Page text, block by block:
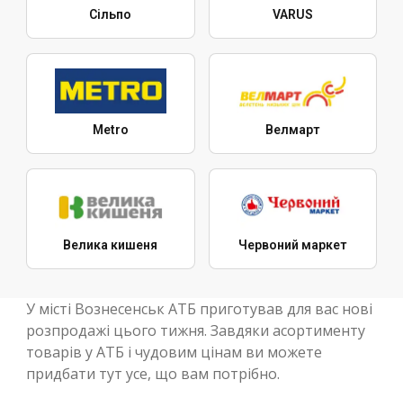
Сільпо VARUS
Metro Велмарт
Велика кишеня Червоний маркет
У місті Вознесенськ АТБ приготував для вас нові
розпродажі цього тижня. Завдяки асортименту
товарів у АТБ і чудовим цінам ви можете
придбати тут усе, що вам потрібно.